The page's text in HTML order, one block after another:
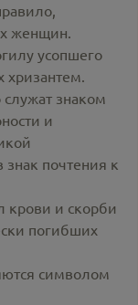
женщин.
усопшего
хризантем.
знаком
и
почтения к
крови и скорби
погибших
символом